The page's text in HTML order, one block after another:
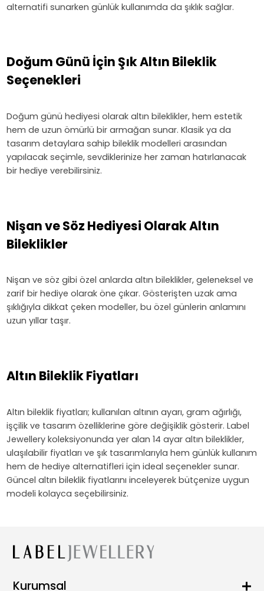
alternatifi sunarken günlük kullanımda da şıklık sağlar.
Doğum Günü İçin Şık Altın Bileklik
Seçenekleri
Doğum günü hediyesi olarak altın bileklikler, hem estetik
hem de uzun ömürlü bir armağan sunar. Klasik ya da
tasarım detaylara sahip bileklik modelleri arasından
yapılacak seçimle, sevdiklerinize her zaman hatırlanacak
bir hediye verebilirsiniz.
Nişan ve Söz Hediyesi Olarak Altın
Bileklikler
Nişan ve söz gibi özel anlarda altın bileklikler, geleneksel ve
zarif bir hediye olarak öne çıkar. Gösterişten uzak ama
şıklığıyla dikkat çeken modeller, bu özel günlerin anlamını
uzun yıllar taşır.
Altın Bileklik Fiyatları
Altın bileklik fiyatları; kullanılan altının ayarı, gram ağırlığı,
işçilik ve tasarım özelliklerine göre değişiklik gösterir. Label
Jewellery koleksiyonunda yer alan 14 ayar altın bileklikler,
ulaşılabilir fiyatları ve şık tasarımlarıyla hem günlük kullanım
hem de hediye alternatifleri için ideal seçenekler sunar.
Güncel altın bileklik fiyatlarını inceleyerek bütçenize uygun
modeli kolayca seçebilirsiniz.
Kurumsal